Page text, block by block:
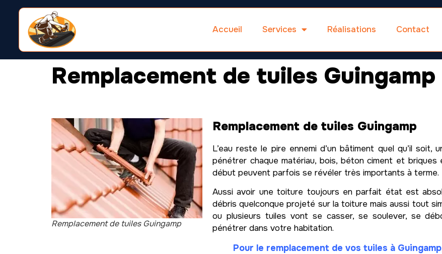
Accueil Services Réalisations Contact
Remplacement de tuiles Guingamp
Remplacement de tuiles Guingamp
Remplacement de tuiles Guingamp
L’eau reste le pire ennemi d’un bâtiment quel qu’il soit,
pénétrer chaque matériau, bois, béton ciment et
début peuvent parfois se révéler très importants à terme.
Aussi avoir une toiture toujours en parfait état est
débris quelconque projeté sur la toiture mais aussi tout
ou plusieurs tuiles vont se casser, se soulever, se
pénétrer dans votre habitation.
Pour le remplacement de vos tuiles à